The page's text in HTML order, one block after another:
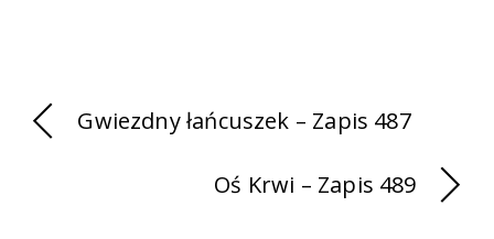
Gwiezdny łańcuszek – Zapis 487
Oś Krwi – Zapis 489